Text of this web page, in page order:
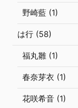
野崎藍 (1)
は行 (58)
福丸雛 (1)
春奈芽衣 (1)
花咲希音 (1)